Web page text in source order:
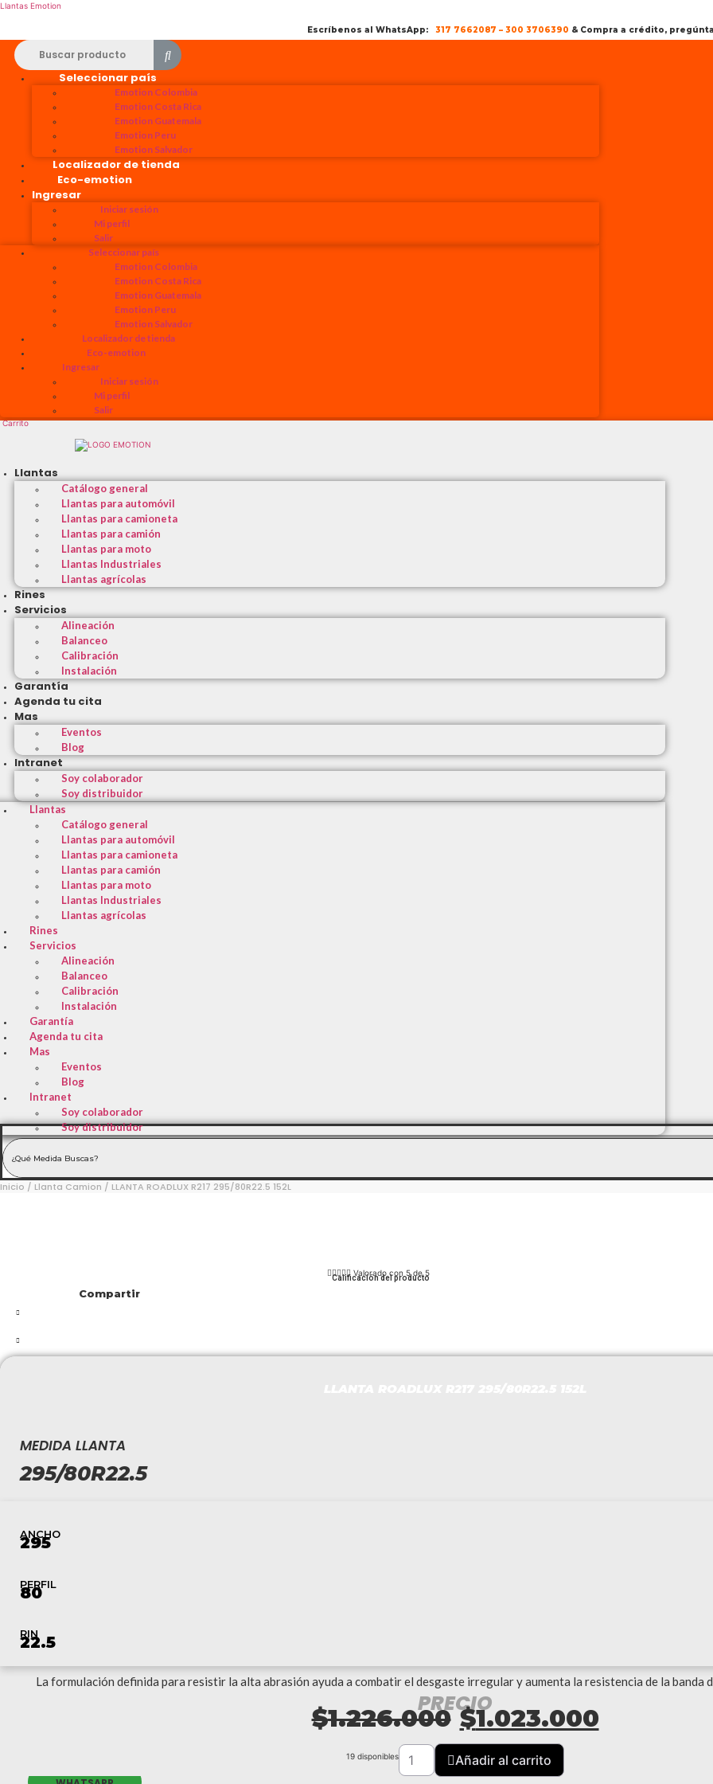
Llantas Emotion
Escríbenos al WhatsApp: 317 7662087 – 300 3706390 & Compra a crédito,
Seleccionar país
Emotion Colombia
Emotion Costa Rica
Emotion Guatemala
Emotion Peru
Emotion Salvador
Localizador de tienda
Eco-emotion
Ingresar
Iniciar sesión
Mi perfil
Salir
Seleccionar país
Emotion Colombia
Emotion Costa Rica
Emotion Guatemala
Emotion Peru
Emotion Salvador
Localizador de tienda
Eco-emotion
Ingresar
Iniciar sesión
Mi perfil
Salir
Carrito
Llantas
Catálogo general
Llantas para automóvil
Llantas para camioneta
Llantas para camión
Llantas para moto
Llantas Industriales
Llantas agrícolas
Rines
Servicios
Alineación
Balanceo
Calibración
Instalación
Garantía
Agenda tu cita
Mas
Eventos
Blog
Intranet
Soy colaborador
Soy distribuidor
Llantas
Catálogo general
Llantas para automóvil
Llantas para camioneta
Llantas para camión
Llantas para moto
Llantas Industriales
Llantas agrícolas
Rines
Servicios
Alineación
Balanceo
Calibración
Instalación
Garantía
Agenda tu cita
Mas
Eventos
Blog
Intranet
Soy colaborador
Soy distribuidor
Inicio / Llanta Camion / LLANTA ROADLUX R217 295/80R22.5 152L
Calificación del producto
 Valorado con 5 de 5
Compartir
MEDIDA LLANTA
295/80R22.5
ANCHO
295
PERFIL
80
RIN
22.5
La formulación definida para resistir la alta abrasión ayuda a combatir el desgaste irregular y aumenta la resistencia de la banda
PRECIO
$1.226.000 El
precio
$1.023.000El
19 disponibles
LLANTA
ROADLUX
R217
295/80R22.5
152L
Añadir al carrito